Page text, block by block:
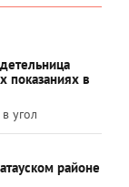
показаниях в
угол
районе